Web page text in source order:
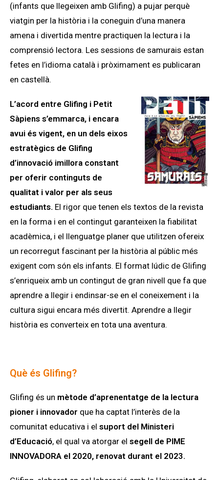
(infants que llegeixen amb Glifing) a pujar perquè
viatgin per la història i la coneguin d’una manera
amena i divertida mentre practiquen la lectura i la
comprensió lectora. Les sessions de samurais estan
fetes en l’idioma català i pròximament es publicaran
en castellà.
L’acord entre Glifing i Petit
Sàpiens s’emmarca, i encara
avui és vigent, en un dels eixos
estratègics de Glifing
d’innovació imillora constant
per oferir continguts de
qualitat i valor per als seus
estudiants. El rigor que tenen els textos de la revista
en la forma i en el contingut garanteixen la fiabilitat
acadèmica, i el llenguatge planer que utilitzen ofereix
un recorregut fascinant per la història al públic més
exigent com són els infants. El format lúdic de Glifing
s’enriqueix amb un contingut de gran nivell que fa que
aprendre a llegir i endinsar-se en el coneixement i la
cultura sigui encara més divertit. Aprendre a llegir
història es converteix en tota una aventura.
Què és Glifing?
Glifing és un mètode d’aprenentatge de la lectura
pioner i innovador que ha captat l’interès de la
comunitat educativa i el suport del Ministeri
d’Educació, el qual va atorgar el segell de PIME
INNOVADORA el 2020, renovat durant el 2023.